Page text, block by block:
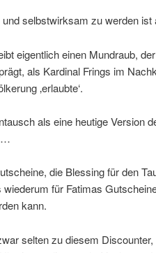
selbstwirksam zu werden
eigentlich einen Mundraub,
als Kardinal Frings im
‚erlaubte‘.
als eine heutige Version
…
die Blessing für den
wiederum für Fatimas
kann.
selten zu diesem